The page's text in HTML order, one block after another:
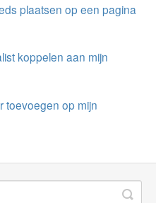
plaatsen op een pagina
koppelen aan mijn
toevoegen op mijn